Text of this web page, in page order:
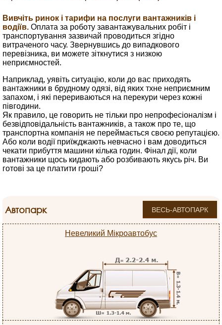
Вивчіть ринок і тарифи на послуги вантажників і
водіїв. Оплата за роботу завантажувальних робіт і
транспортування зазвичай проводиться згідно
витраченого часу. Звернувшись до випадкового
перевізника, ви можете зіткнутися з низкою
неприємностей.
Наприклад, уявіть ситуацію, коли до вас приходять
вантажники в брудному одязі, від яких тхне неприємним
запахом, і які перериваються на перекури через кожні
півгодини.
Як правило, це говорить не тільки про непрофесіоналізм і
безвідповідальність вантажників, а також про те, що
транспортна компанія не переймається своєю репутацією.
Або коли водії приїжджають невчасно і вам доводиться
чекати прибуття машини кілька годин. Фінал дії, коли
вантажники щось кидають або розбивають якусь річ. Ви
готові за це платити гроші?
Автопарк ВЕСЬ-АВТОПАРК
Невеликий Мікроавтобус